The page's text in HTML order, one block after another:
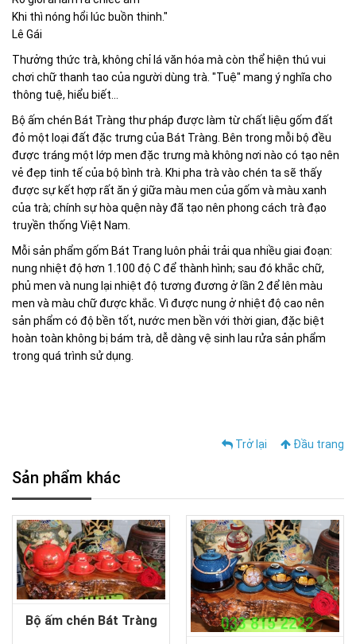
Khi thì nóng hổi lúc buồn thinh."
Lê Gái
Thưởng thức trà, không chỉ lá văn hóa mà còn thể hiện thú vui
chơi chữ thanh tao của người dùng trà. "Tuệ" mang ý nghĩa cho
thông tuệ, hiểu biết...
Bộ ấm chén Bát Tràng thư pháp được làm từ chất liệu gốm đất
đỏ một loại đất đặc trưng của Bát Tràng. Bên trong mỗi bộ đều
được tráng một lớp men đặc trưng mà không nơi nào có tạo nên
vẻ đẹp tinh tế của bộ bình trà. Khi pha trà vào chén ta sẽ thấy
được sự kết hợp rất ăn ý giữa màu men của gốm và màu xanh
của trà; chính sự hòa quện này đã tạo nên phong cách trà đạo
truyền thống Việt Nam.
Mỗi sản phẩm gốm Bát Trang luôn phải trải qua nhiều giai đoạn:
nung nhiệt độ hơn 1.100 độ C để thành hình; sau đó khắc chữ,
phủ men và nung lại nhiệt độ tương đương ở lần 2 để lên màu
men và màu chữ được khắc. Vì được nung ở nhiệt độ cao nên
sản phẩm có độ bền tốt, nước men bền với thời gian, đặc biệt
hoàn toàn không bị bám trà, dễ dàng vệ sinh lau rửa sản phẩm
trong quá trình sử dụng.
Trở lại Đầu trang
Sản phẩm khác
Bộ ấm chén Bát Tràng